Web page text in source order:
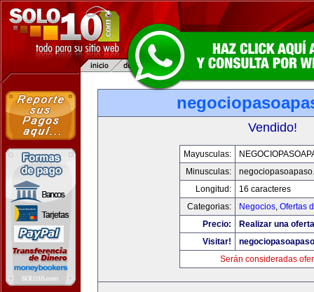
Vendido!
Mayusculas:
Minusculas:
Longitud:
16 caracteres
Categorias:
Negocios, Ofertas
Precio:
Realizar una
Visitar!
Serán consideradas